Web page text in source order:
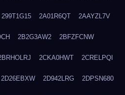
299T1G15 2A01R6QT 2AAYZL7V
2B2G3AW2 2BFZFCNW
2CKA0HWT 2CRELPQI
2D26EBXW 2D942LRG 2DPSN680